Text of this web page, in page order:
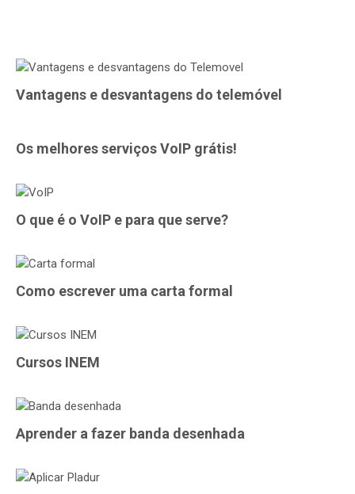
Vantagens e desvantagens do telemóvel
Os melhores serviços VoIP grátis!
O que é o VoIP e para que serve?
Como escrever uma carta formal
Cursos INEM
Aprender a fazer banda desenhada